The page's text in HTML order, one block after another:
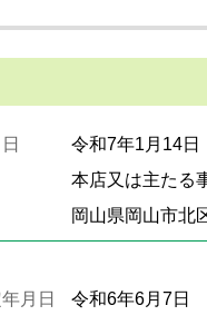
令和7年1月14日
本店又は主たる
岡山県岡山市北
月日 令和6年6月7日